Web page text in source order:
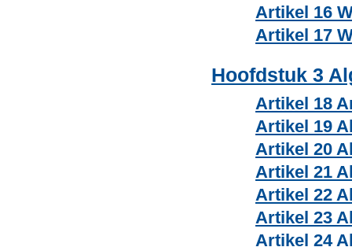
Artikel 16
Artikel 17
Hoofdstuk 3
Artikel 18
Artikel 19
Artikel 20
Artikel 21
Artikel 22
Artikel 23
Artikel 24